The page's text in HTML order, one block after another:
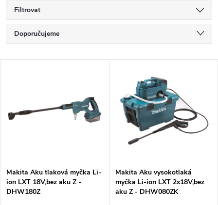
Filtrovat
Ř
a
e
p
Doporučujeme
Abecedně
p
s
p
Makita Aku tlaková myčka Li-
ion LXT 18V,bez aku Z -
DHW180Z
Makita Aku vysokotlaká
myčka Li-ion LXT 2x18V,bez
aku Z - DHW080ZK